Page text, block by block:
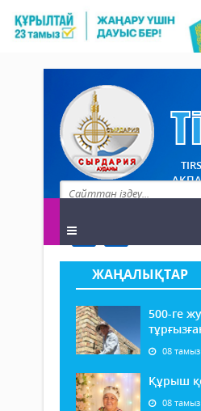
ЖАҢАЛЫҚТАР
500-ге
08
Құрыш
08